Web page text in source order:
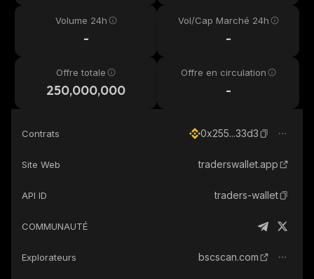
Volume 24h
-
Vol/Cap Marché 24h
-
Offre totale
250,000,000
Offre en circulation
-
Contrats 0x255...33d3
Site Web traderswallet.app
API ID traders-wallet
COMMUNAUTÉ
Explorateurs bscscan.com